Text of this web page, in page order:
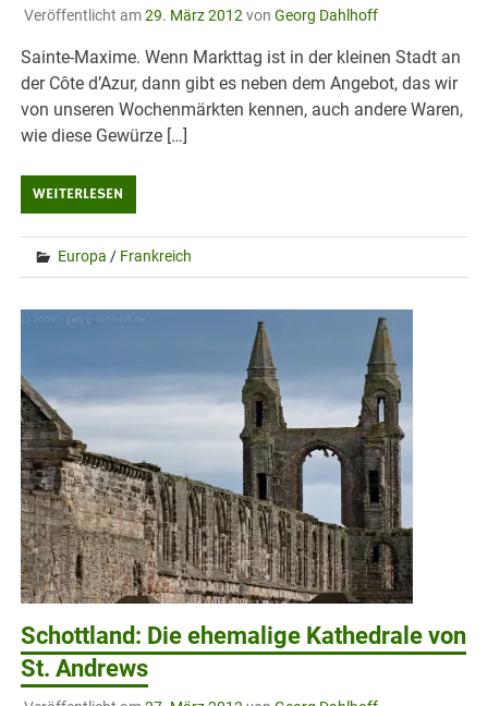
Veröffentlicht am29. März 2012 von Georg Dahlhoff
Sainte-Maxime. Wenn Markttag ist in der kleinen Stadt an
der Côte d’Azur, dann gibt es neben dem Angebot, das wir
von unseren Wochenmärkten kennen, auch andere Waren,
wie diese Gewürze […]
WEITERLESEN
Europa / Frankreich
Schottland: Die ehemalige Kathedrale von
St. Andrews